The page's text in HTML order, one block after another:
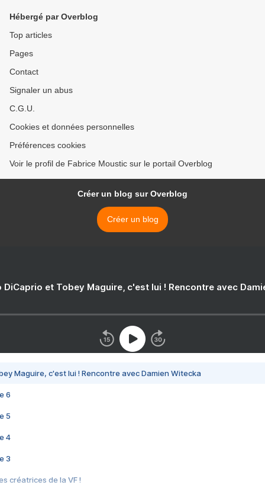
Hébergé par Overblog
Top articles
Pages
Contact
Signaler un abus
C.G.U.
Cookies et données personnelles
Préférences cookies
Voir le profil de Fabrice Moustic sur le portail Overblog
Créer un blog sur Overblog
Créer un blog
DiCaprio et Tobey Maguire, c'est lui ! Rencontre avec
Maguire, c'est lui ! Rencontre avec Damien Witecka
6
5
4
3
créatrices de la VF !